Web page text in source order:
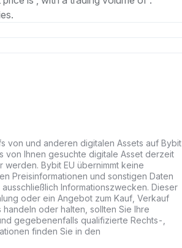
von und anderen digitalen Assets auf Bybit
von Ihnen gesuchte digitale Asset derzeit
Bybit EU übernimmt keine
Preisinformationen und sonstigen Daten
Informationszwecken. Dieser
oder ein Angebot zum Kauf, Verkauf
oder halten, sollten Sie Ihre
gegebenenfalls qualifizierte Rechts-,
finden Sie in den